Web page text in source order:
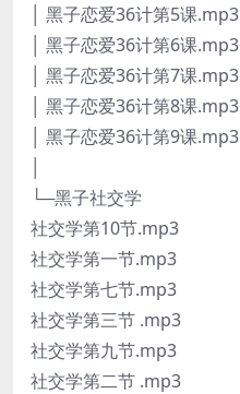
│ 黑子恋爱36计第5课.mp3
│ 黑子恋爱36计第6课.mp3
│ 黑子恋爱36计第7课.mp3
│ 黑子恋爱36计第8课.mp3
│ 黑子恋爱36计第9课.mp3
└─黑子社交学
社交学第10节.mp3
社交学第一节.mp3
社交学第七节.mp3
社交学第三节 .mp3
社交学第九节.mp3
社交学第二节 .mp3